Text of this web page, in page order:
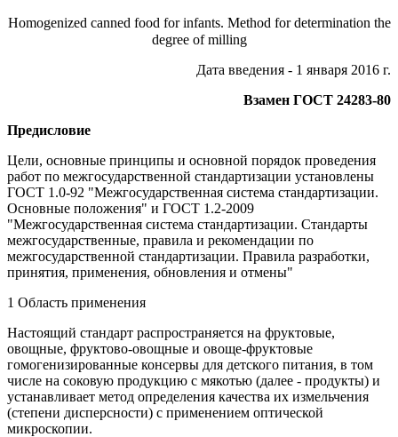
Homogenized canned food for infants. Method for determination the
degree of milling
Дата введения - 1 января 2016 г.
Взамен ГОСТ 24283-80
Предисловие
Цели, основные принципы и основной порядок проведения
работ по межгосударственной стандартизации установлены
ГОСТ 1.0-92 "Межгосударственная система стандартизации.
Основные положения" и ГОСТ 1.2-2009
"Межгосударственная система стандартизации. Стандарты
межгосударственные, правила и рекомендации по
межгосударственной стандартизации. Правила разработки,
принятия, применения, обновления и отмены"
1 Область применения
Настоящий стандарт распространяется на фруктовые,
овощные, фруктово-овощные и овоще-фруктовые
гомогенизированные консервы для детского питания, в том
числе на соковую продукцию с мякотью (далее - продукты) и
устанавливает метод определения качества их измельчения
(степени дисперсности) с применением оптической
микроскопии.